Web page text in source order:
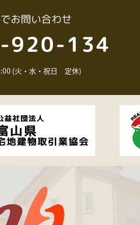
でお問い合わせ
920-134
(火・水・祝日 定休)